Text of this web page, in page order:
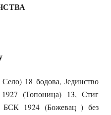
18 бодова, Јединство
(Топоница) 13, Стиг
1924 (Божевац ) без